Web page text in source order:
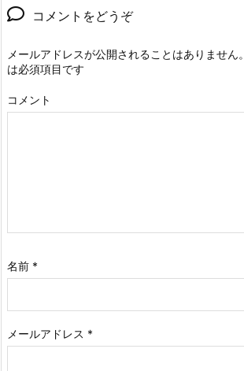
コメントをどうぞ
メールアドレスが公開されることはありません。
は必須項目です
コメント
名前 *
メールアドレス *